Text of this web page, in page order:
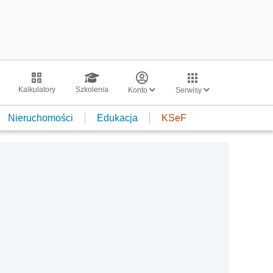
Kalkulatory Szkolenia Konto Serwisy
Nieruchomości Edukacja KSeF